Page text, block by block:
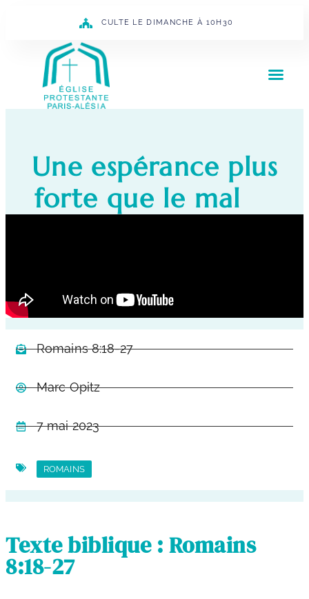
CULTE LE DIMANCHE À 10H30
Une espérance plus
forte que le mal
Romains 8:18-27
Marc Opitz
7 mai 2023
ROMAINS
Texte biblique : Romains
8:18-27